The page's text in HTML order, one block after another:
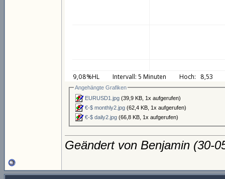
Angehängte Grafiken
EURUSD1.jpg (39,9 KB, 1x aufgerufen)
€-$ monthly2.jpg (62,4 KB, 1x aufgerufen)
€-$ daily2.jpg (66,8 KB, 1x aufgerufen)
Geändert von Benjamin (30-